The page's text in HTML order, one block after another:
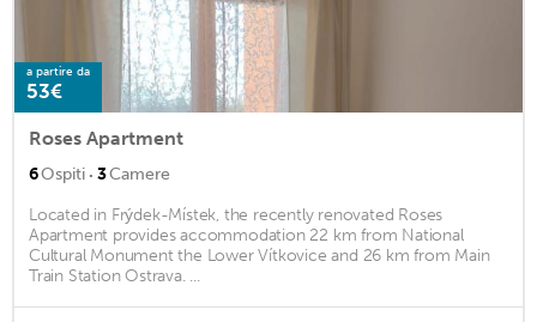
a partire da
53€
Roses Apartment
6Ospiti · 3Camere
Located in Frýdek-Místek, the recently renovated Roses
Apartment provides accommodation 22 km from National
Cultural Monument the Lower Vítkovice and 26 km from Main
Train Station Ostrava. ...